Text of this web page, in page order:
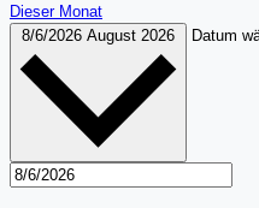
Dieser Monat
8/6/2026 August 2026 Datum